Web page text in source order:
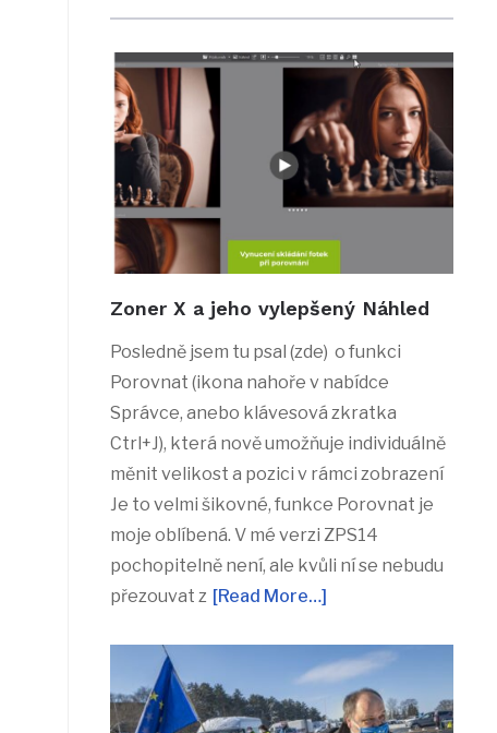
Zoner X a jeho vylepšený Náhled
Posledně jsem tu psal (zde) o funkci
Porovnat (ikona nahoře v nabídce
Správce, anebo klávesová zkratka
Ctrl+J), která nově umožňuje individuálně
měnit velikost a pozici v rámci zobrazení
Je to velmi šikovné, funkce Porovnat je
moje oblíbená. V mé verzi ZPS14
pochopitelně není, ale kvůli ní se nebudu
přezouvat z [Read More…]